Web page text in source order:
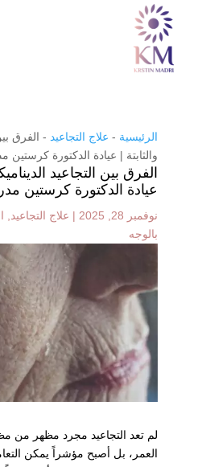
الرئيسية - علاج التجاعيد - الفرق
والثابتة | عيادة الدكتورة كرستين
الفرق بين التجاعيد
عيادة الدكتورة كرستين
نوفمبر 28, 2025 | علاج التجاعيد
بالوجه
لم تعد التجاعيد مجرد مظهر من
العمر، بل أصبح مؤشراً يمكن